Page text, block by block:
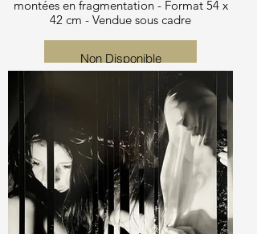
montées en fragmentation - Format 54 x
42 cm - Vendue sous cadre
Non Disponible